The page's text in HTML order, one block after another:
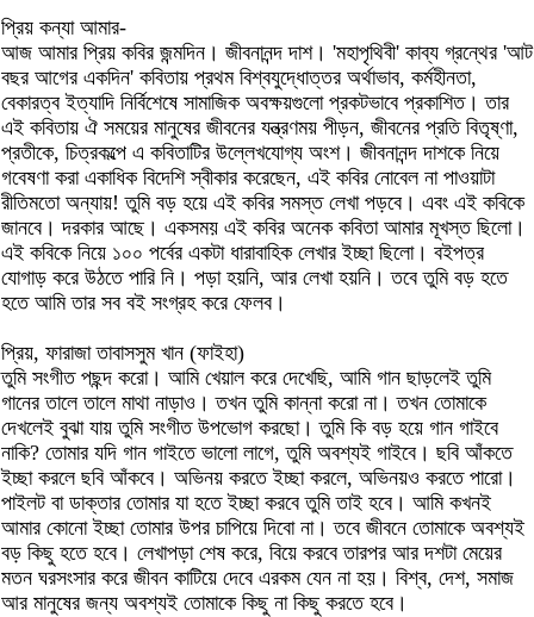
প্রিয় কন্যা আমার-
আজ আমার প্রিয় কবির জন্মদিন। জীবনানন্দ দাশ। 'মহাপৃথিবী' কাব্য গ্রন্থের 'আট
বছর আগের একদিন' কবিতায় প্রথম বিশ্বযুদ্ধোত্তর অর্থাভাব, কর্মহীনতা,
বেকারত্ব ইত্যাদি নির্বিশেষে সামাজিক অবক্ষয়গুলো প্রকটভাবে প্রকাশিত। তার
এই কবিতায় ঐ সময়ের মানুষের জীবনের যন্ত্রণময় পীড়ন, জীবনের প্রতি বিতৃষ্ণা,
প্রতীকে, চিত্রকল্পে এ কবিতাটির উল্লেখযোগ্য অংশ। জীবনানন্দ দাশকে নিয়ে
গবেষণা করা একাধিক বিদেশি স্বীকার করেছেন, এই কবির নোবেল না পাওয়াটা
রীতিমতো অন্যায়! তুমি বড় হয়ে এই কবির সমস্ত লেখা পড়বে। এবং এই কবিকে
জানবে। দরকার আছে। একসময় এই কবির অনেক কবিতা আমার মূখস্ত ছিলো।
এই কবিকে নিয়ে ১০০ পর্বের একটা ধারাবাহিক লেখার ইচ্ছা ছিলো। বইপত্র
যোগাড় করে উঠতে পারি নি। পড়া হয়নি, আর লেখা হয়নি। তবে তুমি বড় হতে
হতে আমি তার সব বই সংগ্রহ করে ফেলব।
প্রিয়, ফারাজা তাবাসসুম খান (ফাইহা)
তুমি সংগীত পছন্দ করো। আমি খেয়াল করে দেখেছি, আমি গান ছাড়লেই তুমি
গানের তালে তালে মাথা নাড়াও। তখন তুমি কান্না করো না। তখন তোমাকে
দেখলেই বুঝা যায় তুমি সংগীত উপভোগ করছো। তুমি কি বড় হয়ে গান গাইবে
নাকি? তোমার যদি গান গাইতে ভালো লাগে, তুমি অবশ্যই গাইবে। ছবি আঁকতে
ইচ্ছা করলে ছবি আঁকবে। অভিনয় করতে ইচ্ছা করলে, অভিনয়ও করতে পারো।
পাইলট বা ডাক্তার তোমার যা হতে ইচ্ছা করবে তুমি তাই হবে। আমি কখনই
আমার কোনো ইচ্ছা তোমার উপর চাপিয়ে দিবো না। তবে জীবনে তোমাকে অবশ্যই
বড় কিছু হতে হবে। লেখাপড়া শেষ করে, বিয়ে করবে তারপর আর দশটা মেয়ের
মতন ঘরসংসার করে জীবন কাটিয়ে দেবে এরকম যেন না হয়। বিশ্ব, দেশ, সমাজ
আর মানুষের জন্য অবশ্যই তোমাকে কিছু না কিছু করতে হবে।